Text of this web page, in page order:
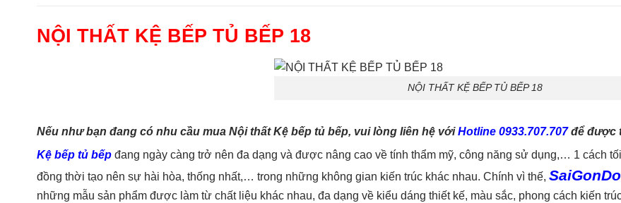
NỘI THẤT KỆ BẾP TỦ BẾP 18
NỘI THẤT KỆ BẾP TỦ BẾP 18
Nếu như bạn đang có nhu cầu mua Nội thất Kệ bếp tủ bếp, vui lòng liên hệ vớiHotline 0933.707.707để được
Kệ bếp tủ bếp đang ngày càng trở nên đa dạng và được nâng cao về tính thẩm mỹ, công năng sử dụng,… 1 cách
đồng thời tạo nên sự hài hòa, thống nhất,… trong những không gian kiến trúc khác nhau. Chính vì thế,
những mẫu sản phẩm được làm từ chất liệu khác nhau, đa dạng về kiểu dáng thiết kế, màu sắc, phong cách kiến